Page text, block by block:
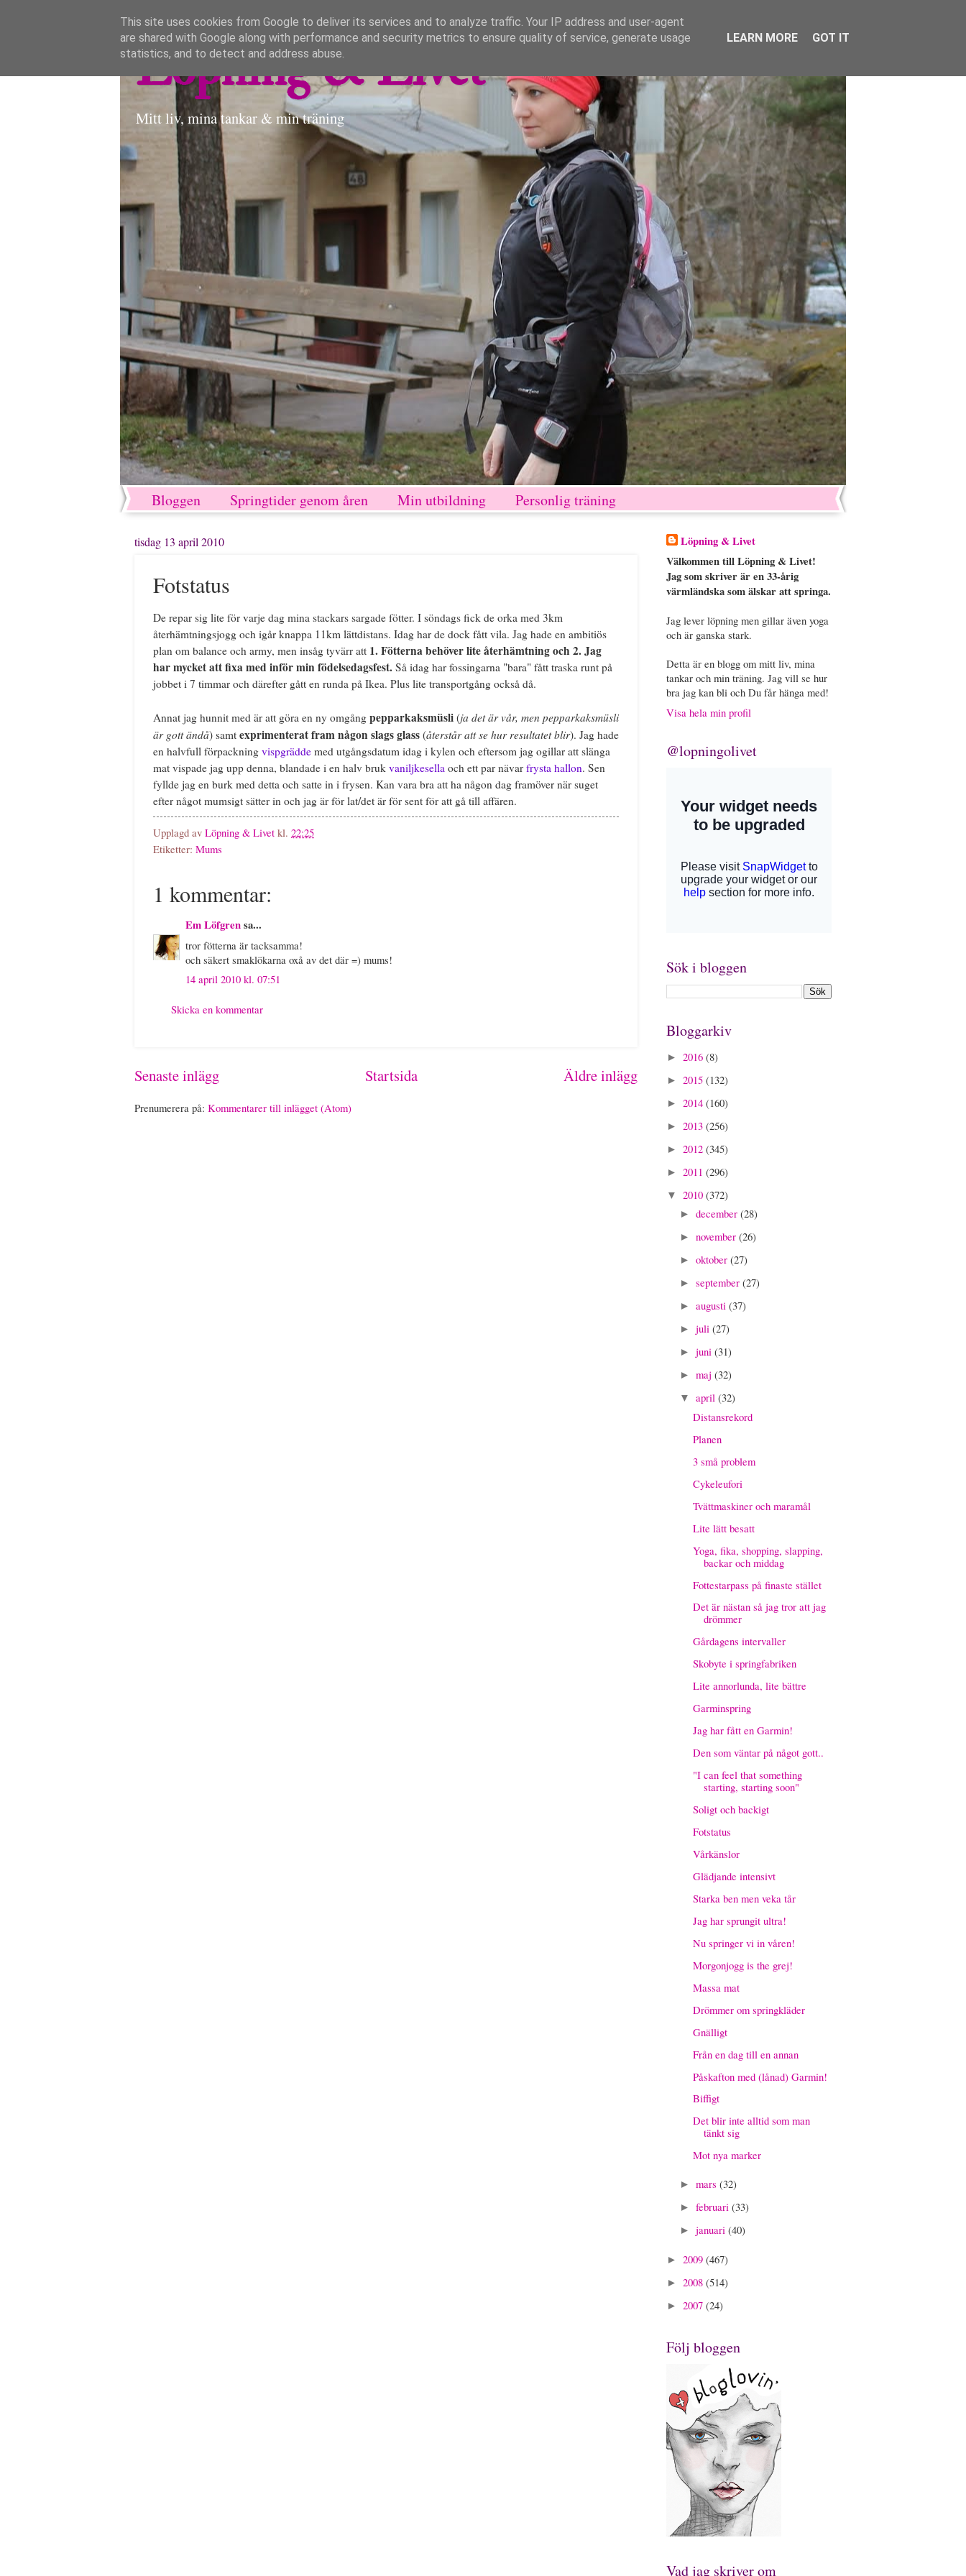
Löpning & Livet
Mitt liv, mina tankar & min träning
Bloggen Springtider genom åren Min utbildning Personlig träning
tisdag 13 april 2010
Fotstatus
De repar sig lite för varje dag mina stackars sargade fötter. I söndags fick de orka med 3km
återhämtningsjogg och igår knappa 11km lättdistans. Idag har de dock fått vila. Jag hade en ambitiös
plan om balance och army, men insåg tyvärr att 1. Fötterna behöver lite återhämtning och 2. Jag
har mycket att fixa med inför min födelsedagsfest. Så idag har fossingarna "bara" fått traska runt på
jobbet i 7 timmar och därefter gått en runda på Ikea. Plus lite transportgång också då.
Annat jag hunnit med är att göra en ny omgång pepparkaksmüsli (ja det är vår, men pepparkaksmüsli
är gott ändå) samt exprimenterat fram någon slags glass (återstår att se hur resultatet blir). Jag hade
en halvfull förpackning vispgrädde med utgångsdatum idag i kylen och eftersom jag ogillar att slänga
mat vispade jag upp denna, blandade i en halv bruk vaniljkesella och ett par nävar frysta hallon. Sen
fyllde jag en burk med detta och satte in i frysen. Kan vara bra att ha någon dag framöver när suget
efter något mumsigt sätter in och jag är för lat/det är för sent för att gå till affären.
Upplagd av Löpning & Livet kl. 22:25
Etiketter: Mums
1 kommentar:
Em Löfgrensa...
tror fötterna är tacksamma!
och säkert smaklökarna oxå av det där =) mums!
14 april 2010 kl. 07:51
Skicka en kommentar
Senaste inlägg Äldre inlägg
Startsida
Prenumerera på: Kommentarer till inlägget (Atom)
Löpning & Livet
Välkommen till Löpning & Livet!
Jag som skriver är en 33-årig
värmländska som älskar att springa.
Jag lever löpning men gillar även yoga
och är ganska stark.
Detta är en blogg om mitt liv, mina
tankar och min träning. Jag vill se hur
bra jag kan bli och Du får hänga med!
Visa hela min profil
@lopningolivet
Sök i bloggen
Bloggarkiv
► 2016 (8)
► 2015 (132)
► 2014 (160)
► 2013 (256)
► 2012 (345)
► 2011 (296)
▼ 2010 (372)
► december (28)
► november (26)
► oktober (27)
► september (27)
► augusti (37)
► juli (27)
► juni (31)
► maj (32)
▼ april (32)
Distansrekord
Planen
3 små problem
Cykeleufori
Tvättmaskiner och maramål
Lite lätt besatt
Yoga, fika, shopping, slapping,
backar och middag
Fottestarpass på finaste stället
Det är nästan så jag tror att jag
drömmer
Gårdagens intervaller
Skobyte i springfabriken
Lite annorlunda, lite bättre
Garminspring
Jag har fått en Garmin!
Den som väntar på något gott..
"I can feel that something
starting, starting soon"
Soligt och backigt
Fotstatus
Vårkänslor
Glädjande intensivt
Starka ben men veka tår
Jag har sprungit ultra!
Nu springer vi in våren!
Morgonjogg is the grej!
Massa mat
Drömmer om springkläder
Gnälligt
Från en dag till en annan
Påskafton med (lånad) Garmin!
Biffigt
Det blir inte alltid som man
tänkt sig
Mot nya marker
► mars (32)
► februari (33)
► januari (40)
► 2009 (467)
► 2008 (514)
► 2007 (24)
Följ bloggen
Vad jag skriver om
This site uses cookies from Google to deliver its services and to analyze traffic. Your IP address and user-agent
are shared with Google along with performance and security metrics to ensure quality of service, generate usage
statistics, and to detect and address abuse.
LEARN MORE GOT IT